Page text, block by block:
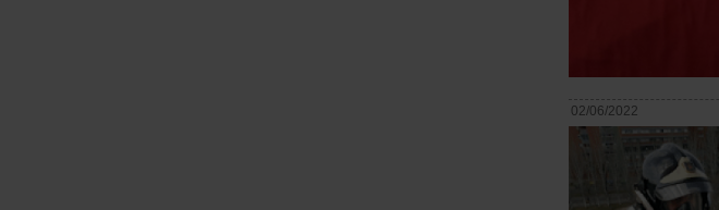
02/06/2022